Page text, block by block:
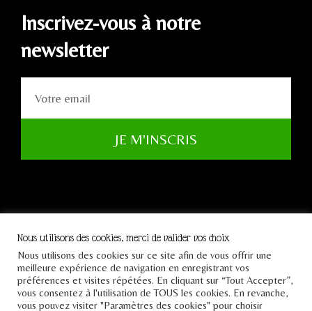
Inscrivez-vous à notre
newsletter
JE M'INSCRIS
Tous droits réservés Le
Pont 2021
Nous utilisons des cookies, merci de valider vos choix
Nous utilisons des cookies sur ce site afin de vous offrir une
meilleure expérience de navigation en enregistrant vos
préférences et visites répétées. En cliquant sur “Tout Accepter”,
vous consentez à l'utilisation de TOUS les cookies. En revanche,
vous pouvez visiter "Paramètres des cookies" pour choisir